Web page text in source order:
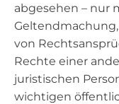
abgesehen – nur
von
Rechte einer
juristischen
wichtigen